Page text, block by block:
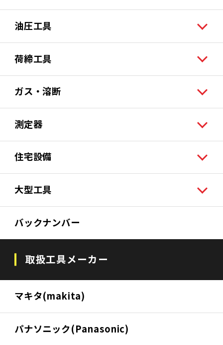
油圧工具
荷締工具
ガス・溶断
測定器
住宅設備
大型工具
バックナンバー
取扱工具メーカー
マキタ(makita)
パナソニック(Panasonic)